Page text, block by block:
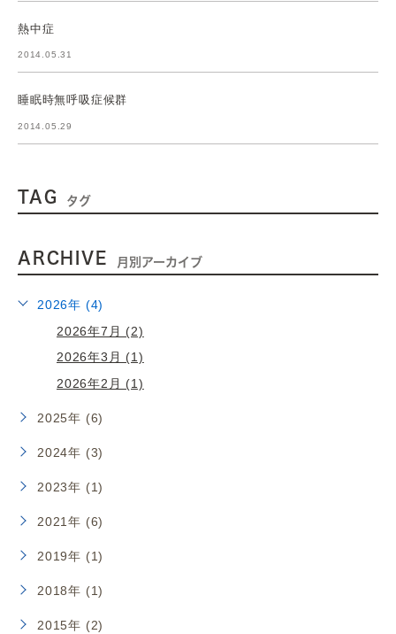
熱中症
2014.05.31
睡眠時無呼吸症候群
2014.05.29
TAG タグ
ARCHIVE 月別アーカイブ
2026年 (4)
2026年7月 (2)
2026年3月 (1)
2026年2月 (1)
2025年 (6)
2024年 (3)
2023年 (1)
2021年 (6)
2019年 (1)
2018年 (1)
2015年 (2)